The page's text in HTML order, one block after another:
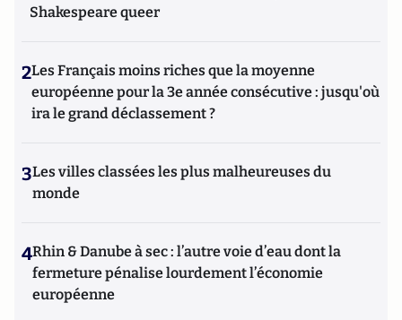
Shakespeare queer
2Les Français moins riches que la moyenne
européenne pour la 3e année consécutive : jusqu'où
ira le grand déclassement ?
3Les villes classées les plus malheureuses du
monde
4Rhin & Danube à sec : l’autre voie d’eau dont la
fermeture pénalise lourdement l’économie
européenne